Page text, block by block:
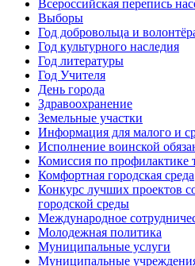
Всероссийская перепись
Выборы
Год добровольца и
Год культурного наследия
Год литературы
Год Учителя
День города
Здравоохранение
Земельные участки
Информация для малого и
Исполнение воинской
Комиссия по профилактике
Комфортная городская среда
Конкурс лучших проектов
городской среды
Международное
Молодежная политика
Муниципальные услуги
Муниципальные